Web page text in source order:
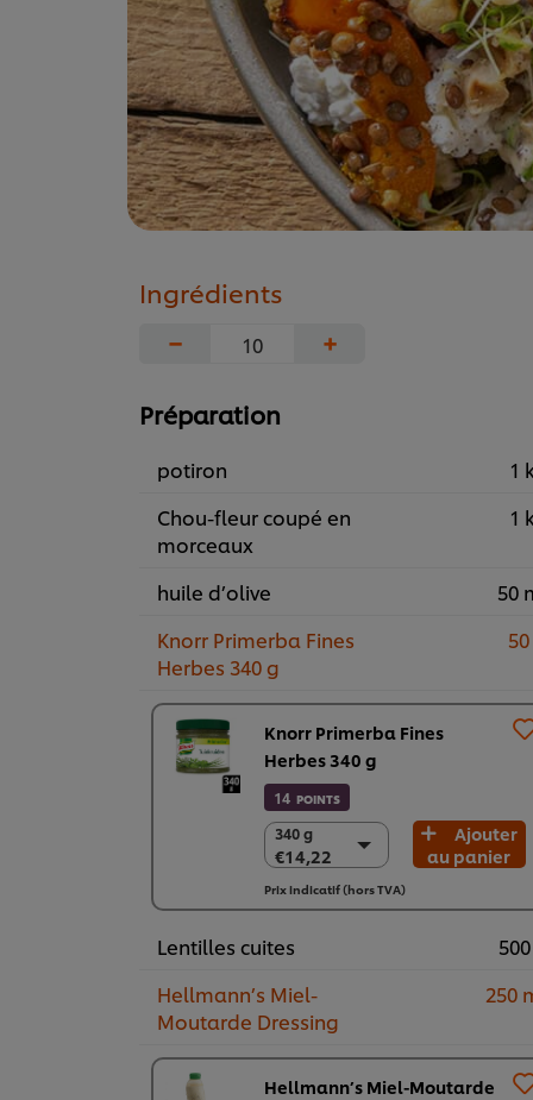
Ingrédients
−
+
Préparation
potiron
1
Chou-fleur coupé en
morceaux
1
huile d’olive
50
Knorr Primerba Fines
Herbes 340 g
Knorr Primerba Fines
Herbes 340 g
14 POINTS
340 g
€14,22
340 g
€14,22
2 x 340 g
€28,44
Ajouter
au panier
Prix indicatif (hors TVA)
Lentilles cuites
Hellmann’s Miel-
Moutarde Dressing
250
Hellmann’s Miel-Moutarde